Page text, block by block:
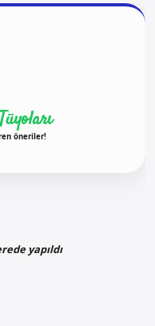
öneriler!
yapıldı